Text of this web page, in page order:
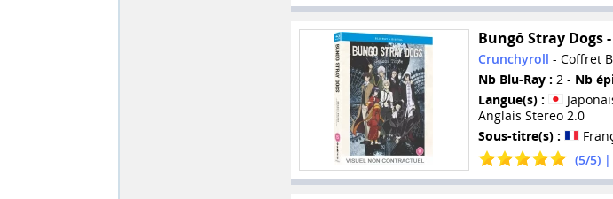
Bungô Stray Dogs
Crunchyroll - Coffret
Nb Blu-Ray : 2 - Nb
Langue(s) :
Anglais Stereo 2.0
Sous-titre(s) :
(5/5) |